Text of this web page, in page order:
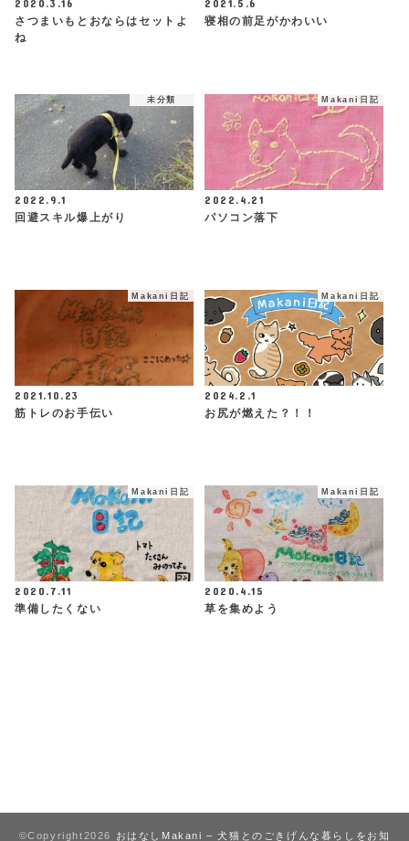
2020.3.16
さつまいもとおならはセットよ
ね
2021.5.6
寝相の前足がかわいい
未分類
2022.9.1
回避スキル爆上がり
Makani日記
2022.4.21
パソコン落下
Makani日記
2021.10.23
筋トレのお手伝い
Makani日記
2024.2.1
お尻が燃えた？！！
Makani日記
2020.7.11
準備したくない
Makani日記
2020.4.15
草を集めよう
©Copyright2026 おはなしMakani – 犬猫とのごきげんな暮らしをお知